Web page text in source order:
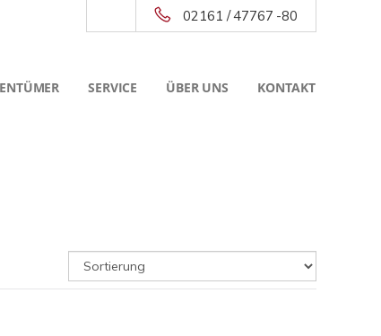
02161 / 47767 -80
SERVICE ÜBER UNS KONTAKT